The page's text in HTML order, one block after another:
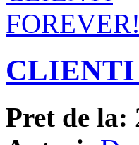
CLIENTI
Pret de la: